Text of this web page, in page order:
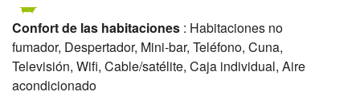
Confort de las habitaciones : Habitaciones no
fumador, Despertador, Mini-bar, Teléfono, Cuna,
Televisión, Wifi, Cable/satélite, Caja individual, Aire
acondicionado